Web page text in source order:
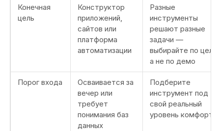
Конечная
цель
Конструктор
приложений,
сайтов или
платформа
автоматизации
Разные
инструменты
решают разные
задачи —
выбирайте по цели,
а не по демо
Порог входа
Осваивается за
вечер или
требует
понимания баз
данных
Подберите
инструмент под
свой реальный
уровень комфорта